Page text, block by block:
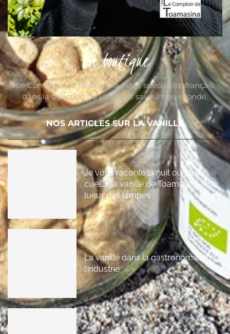
La boutique
Le Comptoir de Toamasina est le spécialiste français
dans la sélection de vanille et saveurs du monde.
NOS ARTICLES SUR LA VANILLE
Je vous raconte la nuit où j’ai vu
cueillir la vanille de Toamasina à la
lueur des lampes
La vanille dans la gastronomie et
l’industrie